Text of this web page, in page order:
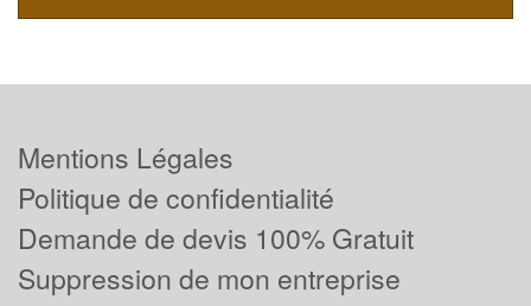
Mentions Légales
Politique de confidentialité
Demande de devis 100% Gratuit
Suppression de mon entreprise